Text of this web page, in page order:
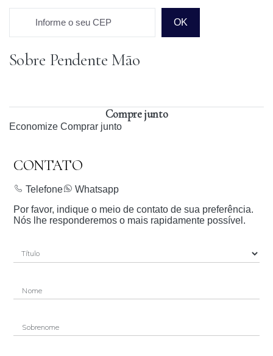
Informe o seu CEP OK
Prazo para o CEP
Sobre Pendente Mão
Compre junto
Economize Comprar junto
CONTATO
Telefone
Whatsapp
Por favor, indique o meio de contato de sua preferência.
Nós lhe responderemos o mais rapidamente possível.
Nome
Sobrenome